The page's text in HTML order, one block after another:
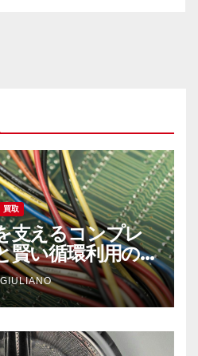
買取
支えるコンプレ
賢い循環利用の
GIULIANO